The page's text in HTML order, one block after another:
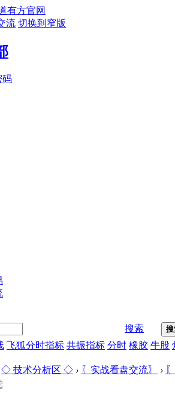
有方官网
流 切换到窄版
码
搜索
飞狐分时指标 共振指标 分时 橡胶 牛股
◇ 技术分析区 ◇ › 〖实战看盘交流〗 ›